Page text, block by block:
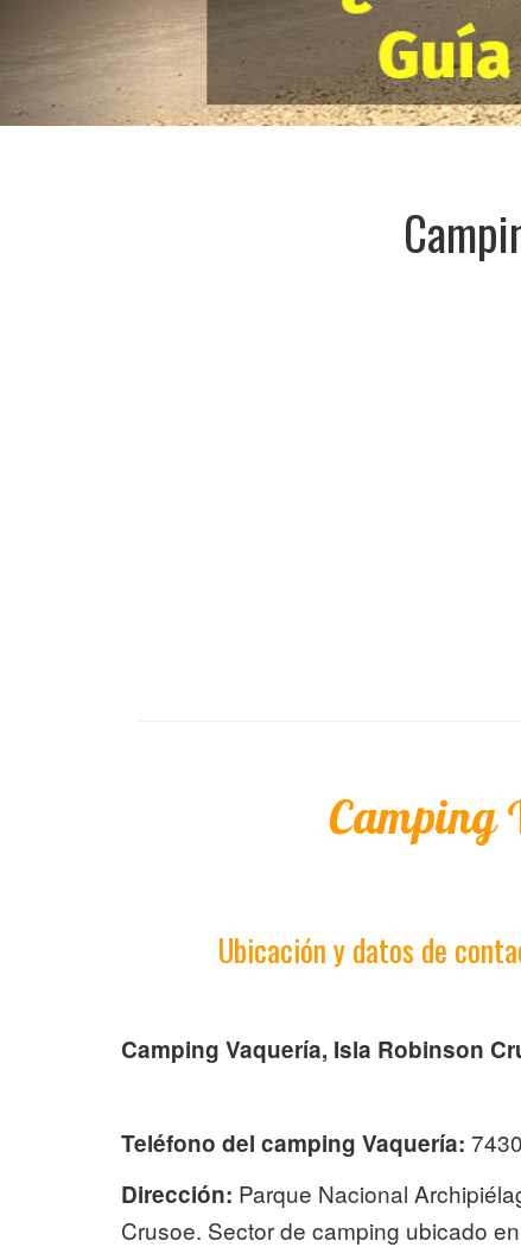
Camping
Ubicación y datos de
Camping Vaquería, Isla Robinson
Teléfono del camping Vaquería:
Dirección: Parque Nacional
Crusoe. Sector de camping ubicado